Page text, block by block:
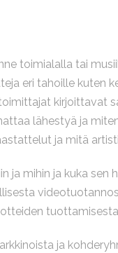
toimialalla tai
eri tahoille kuten
kirjoittavat
lähestyä ja
ja mitä
ja mihin ja kuka sen
ja